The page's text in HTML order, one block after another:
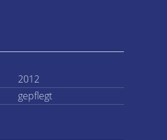
2012
gepflegt